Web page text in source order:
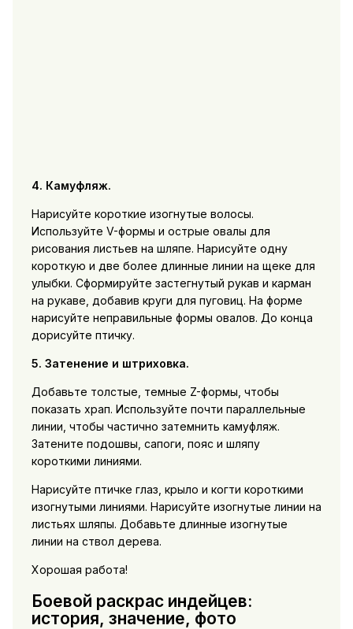
4. Камуфляж.
Нарисуйте короткие изогнутые волосы.
Используйте V-формы и острые овалы для
рисования листьев на шляпе. Нарисуйте одну
короткую и две более длинные линии на щеке для
улыбки. Сформируйте застегнутый рукав и карман
на рукаве, добавив круги для пуговиц. На форме
нарисуйте неправильные формы овалов. До конца
дорисуйте птичку.
5. Затенение и штриховка.
Добавьте толстые, темные Z-формы, чтобы
показать храп. Используйте почти параллельные
линии, чтобы частично затемнить камуфляж.
Затените подошвы, сапоги, пояс и шляпу
короткими линиями.
Нарисуйте птичке глаз, крыло и когти короткими
изогнутыми линиями. Нарисуйте изогнутые линии на
листьях шляпы. Добавьте длинные изогнутые
линии на ствол дерева.
Хорошая работа!
Боевой раскрас индейцев:
история, значение, фото